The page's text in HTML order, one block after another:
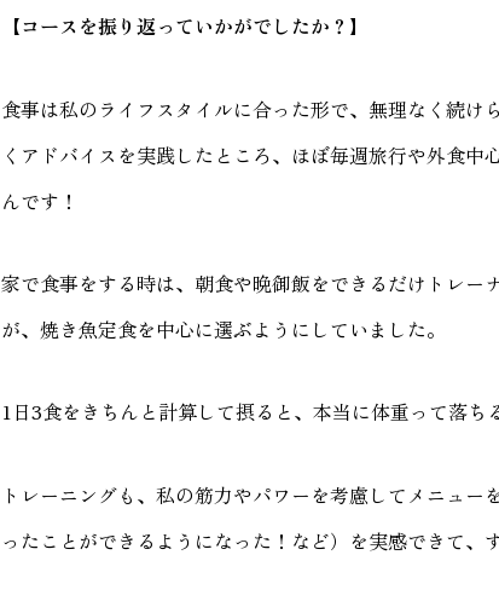
【コースを振り返っていかがでしたか？】
食事は私のライフスタイルに合った形で、無理なく続
くアドバイスを実践したところ、ほぼ毎週旅行や外食
んです！
家で食事をする時は、朝食や晩御飯をできるだけトレ
が、焼き魚定食を中心に選ぶようにしていました。
1日3食をきちんと計算して摂ると、本当に体重って落ち
トレーニングも、私の筋力やパワーを考慮してメニュ
ったことができるようになった！など）を実感できて、